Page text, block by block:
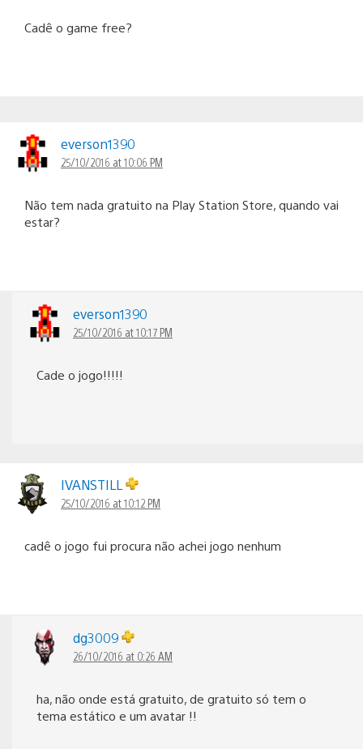
Cadê o game free?
everson1390
25/10/2016 at 10:06 PM
Não tem nada gratuito na Play Station Store, quando vai
estar?
everson1390
25/10/2016 at 10:17 PM
Cade o jogo!!!!!
IVANSTILL
25/10/2016 at 10:12 PM
cadê o jogo fui procura não achei jogo nenhum
dg3009
26/10/2016 at 0:26 AM
ha, não onde está gratuito, de gratuito só tem o
tema estático e um avatar !!